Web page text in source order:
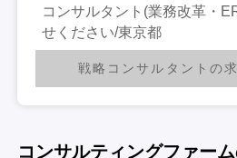
コンサルタント(業務改革・
せください/東京都
戦略コンサルタントの
コンサルティングファー